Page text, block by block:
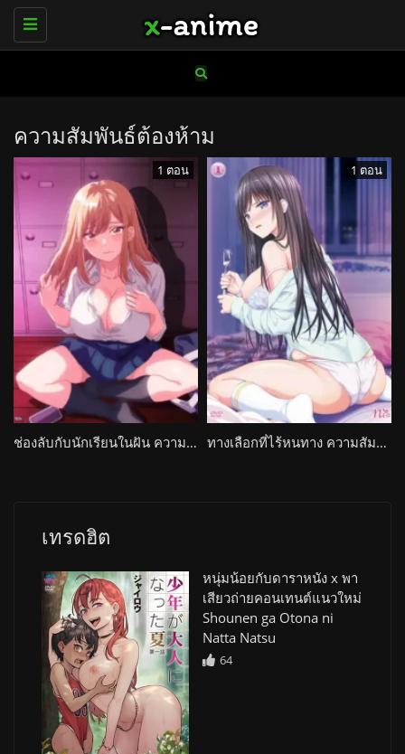
Toggle
navigation
ความสัมพันธ์ต้องห้าม
1 ตอน
ช่องลับกับนักเรียนในฝัน ความสัมพันธ์ที่เริ่มจากจินตนาการ Guilty Hole
1 ตอน
ทางเลือกที่ไร้หนทาง ความสัมพันธ์ต้องห้าม Bishoku-ke no Rule
เทรดฮิต
หนุ่มน้อยกับดาราหนัง x พา
เสียวถ่ายคอนเทนต์แนวใหม่
Shounen ga Otona ni
Natta Natsu
64